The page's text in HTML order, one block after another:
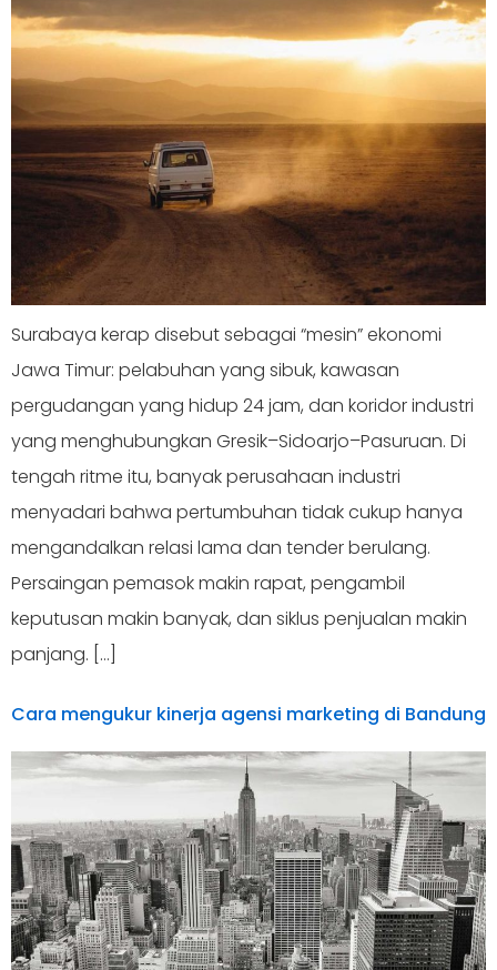
Surabaya kerap disebut sebagai “mesin” ekonomi
Jawa Timur: pelabuhan yang sibuk, kawasan
pergudangan yang hidup 24 jam, dan koridor industri
yang menghubungkan Gresik–Sidoarjo–Pasuruan. Di
tengah ritme itu, banyak perusahaan industri
menyadari bahwa pertumbuhan tidak cukup hanya
mengandalkan relasi lama dan tender berulang.
Persaingan pemasok makin rapat, pengambil
keputusan makin banyak, dan siklus penjualan makin
panjang. […]
Cara mengukur kinerja agensi marketing di Bandung